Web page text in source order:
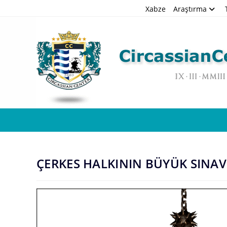
Xabze Araştırma
ÇERKES HALKININ BÜYÜK